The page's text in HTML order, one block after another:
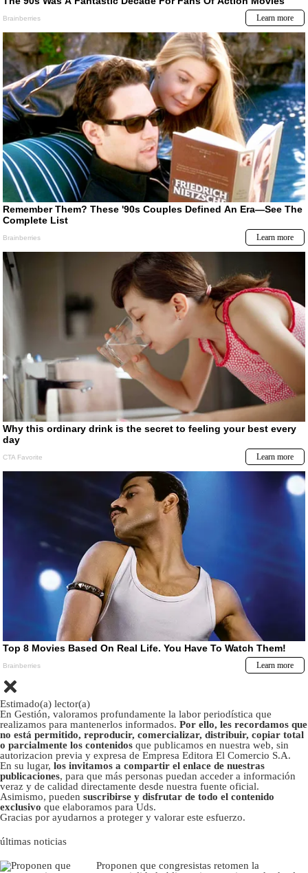
Estimado(a) lector(a)
En Gestión, valoramos profundamente la labor periodística que
realizamos para mantenerlos informados. Por ello, les recordamos que
no está permitido, reproducir, comercializar, distribuir, copiar total
o parcialmente los contenidos que publicamos en nuestra web, sin
autorizacion previa y expresa de Empresa Editora El Comercio S.A.
En su lugar, los invitamos a compartir el enlace de nuestras
publicaciones, para que más personas puedan acceder a información
veraz y de calidad directamente desde nuestra fuente oficial.
Asimismo, pueden suscribirse y disfrutar de todo el contenido
exclusivo que elaboramos para Uds.
Gracias por ayudarnos a proteger y valorar este esfuerzo.
últimas noticias
Proponen que congresistas retomen la